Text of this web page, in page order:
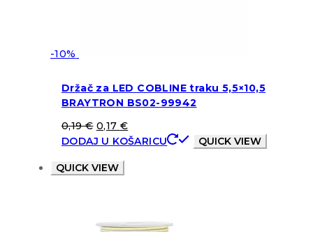
-10%
Držač za LED COBLINE traku 5,5×10,5
BRAYTRON BS02-99942
0,19€ 0,17 €
DODAJ U KOŠARICU
QUICK VIEW
QUICK VIEW